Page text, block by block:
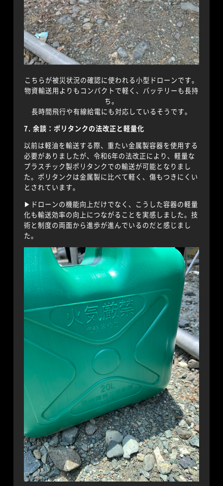
こちらが被災状況の確認に使われる小型ドローンです。
物資輸送用よりもコンパクトで軽く、バッテリーも長持
ち。
長時間飛行や有線給電にも対応しているそうです。
7. 余談：ポリタンクの法改正と軽量化
以前は軽油を輸送する際、重たい金属製容器を使用する
必要がありましたが、令和6年の法改正により、軽量な
プラスチック製ポリタンクでの輸送が可能となりまし
た。ポリタンクは金属製に比べて軽く、傷もつきにくい
とされています。
▶︎ドローンの機能向上だけでなく、こうした容器の軽量
化も輸送効率の向上につながることを実感しました。技
術と制度の両面から進歩が進んでいるのだと感じまし
た。